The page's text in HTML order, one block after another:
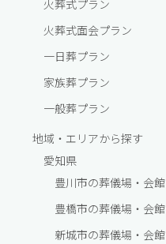
火葬式プラン
火葬式面会プラン
一⽇葬プラン
家族葬プラン
一般葬プラン
地域・エリアから探す
愛知県
豊川市の葬儀場・会館
豊橋市の葬儀場・会館
新城市の葬儀場・会館